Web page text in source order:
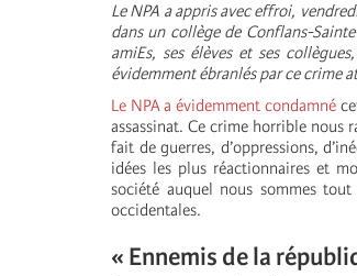
Le NPA a appris avec effroi,
dans un collège de Conflans-
amiEs, ses élèves et ses
évidemment ébranlés par ce crime
Le NPA a évidemment condamné
assassinat. Ce crime horrible nous
fait de guerres, d’oppressions,
idées les plus réactionnaires et
société auquel nous sommes
occidentales.
« Ennemis de la